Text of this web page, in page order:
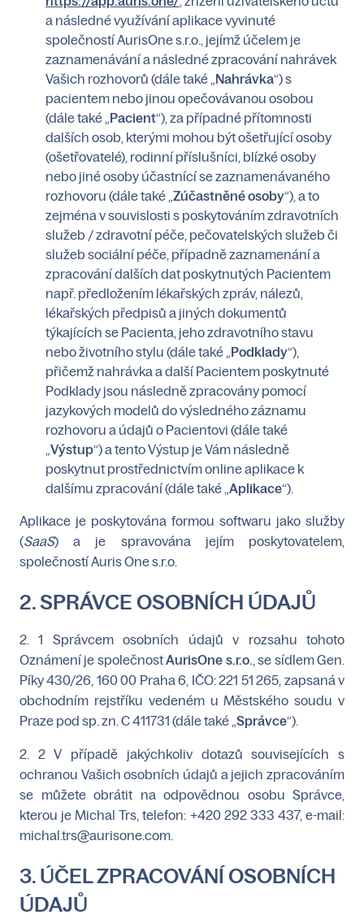
a následné využívání aplikace vyvinuté
společností AurisOne s.r.o., jejímž účelem je
zaznamenávání a následné zpracování nahrávek
Vašich rozhovorů (dále také „Nahrávka“) s
pacientem nebo jinou opečovávanou osobou
(dále také „Pacient“), za případné přítomnosti
dalších osob, kterými mohou být ošetřující osoby
(ošetřovatelé), rodinní příslušníci, blízké osoby
nebo jiné osoby účastnící se zaznamenávaného
rozhovoru (dále také „Zúčastněné osoby“), a to
zejména v souvislosti s poskytováním zdravotních
služeb / zdravotní péče, pečovatelských služeb či
služeb sociální péče, případně zaznamenání a
zpracování dalších dat poskytnutých Pacientem
např. předložením lékařských zpráv, nálezů,
lékařských předpisů a jiných dokumentů
týkajících se Pacienta, jeho zdravotního stavu
nebo životního stylu (dále také „Podklady“),
přičemž nahrávka a další Pacientem poskytnuté
Podklady jsou následně zpracovány pomocí
jazykových modelů do výsledného záznamu
rozhovoru a údajů o Pacientovi (dále také
„Výstup“) a tento Výstup je Vám následně
poskytnut prostřednictvím online aplikace k
dalšímu zpracování (dále také „Aplikace“).
Aplikace je poskytována formou softwaru jako služby
(SaaS) a je spravována jejím poskytovatelem,
společností Auris One s.r.o.
2. SPRÁVCE OSOBNÍCH ÚDAJŮ
2. 1 Správcem osobních údajů v rozsahu tohoto
Oznámení je společnostAurisOne s.r.o., se sídlem Gen.
Píky 430/26, 160 00 Praha 6, IČO: 221 51 265, zapsaná v
obchodním rejstříku vedeném u Městského soudu v
Praze pod sp. zn. C 411731 (dále také „Správce“).
2. 2 V případě jakýchkoliv dotazů souvisejících s
ochranou Vašich osobních údajů a jejich zpracováním
se můžete obrátit na odpovědnou osobu Správce,
kterou je Michal Trs, telefon: +420 292 333 437, e-mail:
michal.trs@aurisone.com.
3. ÚČEL ZPRACOVÁNÍ OSOBNÍCH
ÚDAJŮ